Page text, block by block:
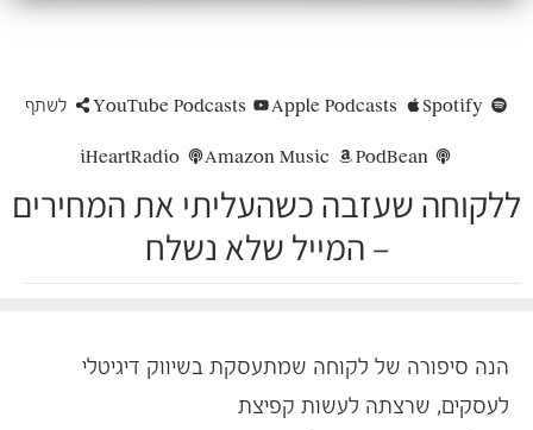
Spotify
Apple Podcasts
YouTube Podcasts לשתף
PodBean
Amazon Music
iHeartRadio
ללקוחה שעזבה כשהעליתי את המחירים
– המייל שלא נשלח
הנה סיפורה של לקוחה שמתעסקת בשיווק דיגיטלי
לעסקים, שרצתה לעשות קפיצת